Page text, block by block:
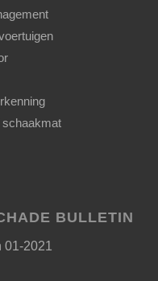
schaakmat
BULLETIN
01-2021